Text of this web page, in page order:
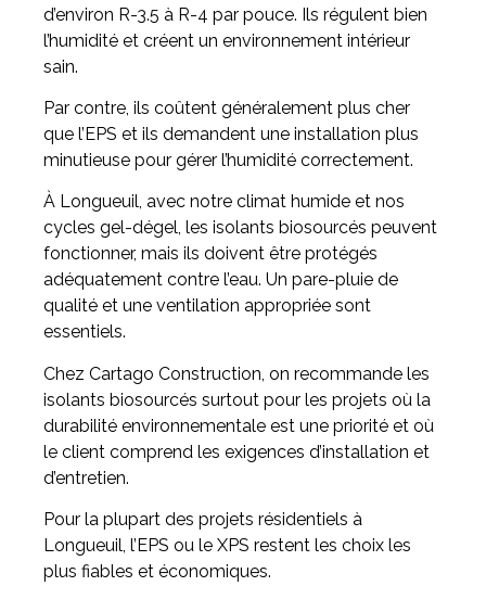
d’environ R-3.5 à R-4 par pouce. Ils régulent bien
l’humidité et créent un environnement intérieur
sain.
Par contre, ils coûtent généralement plus cher
que l’EPS et ils demandent une installation plus
minutieuse pour gérer l’humidité correctement.
À Longueuil, avec notre climat humide et nos
cycles gel-dégel, les isolants biosourcés peuvent
fonctionner, mais ils doivent être protégés
adéquatement contre l’eau. Un pare-pluie de
qualité et une ventilation appropriée sont
essentiels.
Chez Cartago Construction, on recommande les
isolants biosourcés surtout pour les projets où la
durabilité environnementale est une priorité et où
le client comprend les exigences d’installation et
d’entretien.
Pour la plupart des projets résidentiels à
Longueuil, l’EPS ou le XPS restent les choix les
plus fiables et économiques.